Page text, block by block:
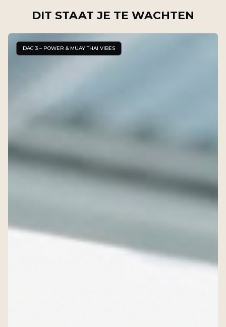
DIT STAAT JE TE WACHTEN
DAG 3 – POWER & MUAY THAI VIBES